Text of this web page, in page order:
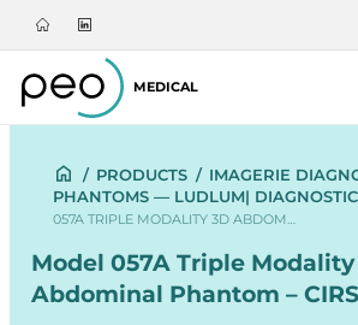
MEDICAL
/ PRODUCTS / IMAGERIE
PHANTOMS — LUDLUM|
057A TRIPLE MODALITY 3D ABDOM…
Model 057A Triple Modality
Abdominal Phantom – CIRS